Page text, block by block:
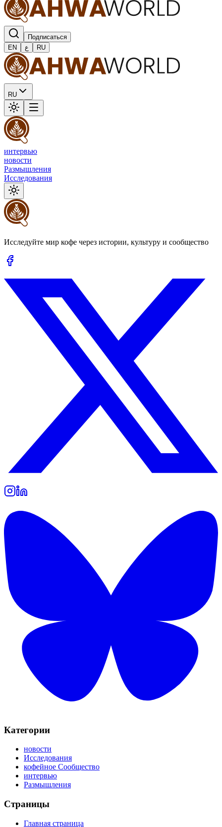
Подписаться
EN
ع RU
RU
интервью
новости
Размышления
Исследования
Исследуйте мир кофе через истории, культуру и сообщество
Категории
новости
Исследования
кофейное Сообщество
интервью
Размышления
Страницы
Главная страница